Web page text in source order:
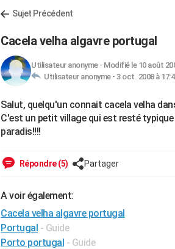
Sujet Précédent
Cacela velha algavre portugal
Utilisateur anonyme- Modifié le 10 août
Utilisateur anonyme - 3 oct. 2008 à
Salut, quelqu'un connait cacela velha
C'est un petit village qui est resté
paradis!!!!
Répondre (5) Partager
A voir également:
Cacela velha algavre portugal
Portugal - Guide
Porto portugal - Guide